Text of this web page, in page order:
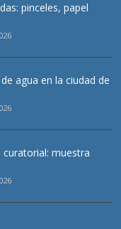
pinceles, papel
agua en la ciudad de
curatorial: muestra